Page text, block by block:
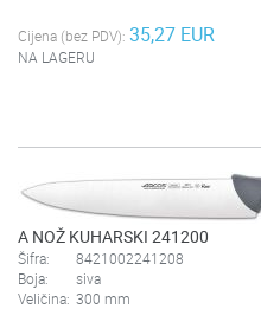
Cijena (bez PDV): 35,27 EUR
NA LAGERU
A NOŽ KUHARSKI 241200
Šifra:
8421002241208
Boja:
siva
Veličina: 300 mm